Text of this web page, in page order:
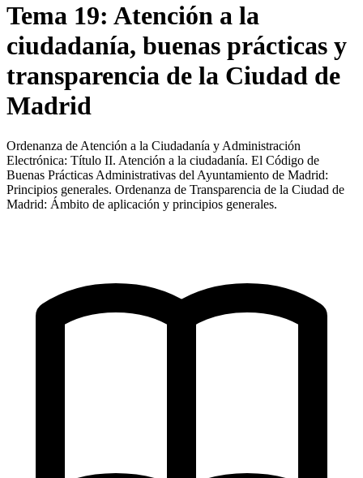
Tema 19: Atención a la
ciudadanía, buenas prácticas y
transparencia de la Ciudad de
Madrid
Ordenanza de Atención a la Ciudadanía y Administración
Electrónica: Título II. Atención a la ciudadanía. El Código de
Buenas Prácticas Administrativas del Ayuntamiento de Madrid:
Principios generales. Ordenanza de Transparencia de la Ciudad de
Madrid: Ámbito de aplicación y principios generales.